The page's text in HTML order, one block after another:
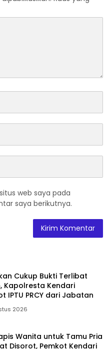
web saya pada
saya berikutnya.
Cukup Bukti Terlibat
Kapolresta Kendari
IPTU PRCY dari Jabatan
2026
Wanita untuk Tamu Pria
Disorot, Pemkot Kendari